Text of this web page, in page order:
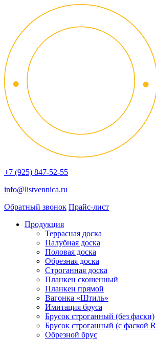
+7 (925) 847-52-55
info@listvennica.ru
Обратный звонок Прайс-лист
Продукция
Террасная доска
Палубная доска
Половая доска
Обрезная доска
Строганная доска
Планкен скошенный
Планкен прямой
Вагонка «Штиль»
Имитация бруса
Брусок строганный (без фаски)
Брусок строганный (с фаской
Обрезной брус